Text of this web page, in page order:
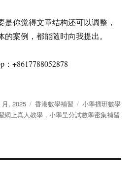
是你觉得文章结构还可以调整，
案例，都能随时向我提出。
：+8617788052878
月, 2025
分
类
香港數學補習
标
签
小學插班數學
網上真人教學，小學呈分試數學密集補習